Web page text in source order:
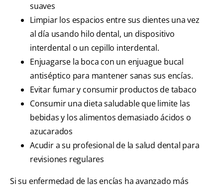
suaves
Limpiar los espacios entre sus dientes una vez
al día usando hilo dental, un dispositivo
interdental o un cepillo interdental.
Enjuagarse la boca con un enjuague bucal
antiséptico para mantener sanas sus encías.
Evitar fumar y consumir productos de tabaco
Consumir una dieta saludable que limite las
bebidas y los alimentos demasiado ácidos o
azucarados
Acudir a su profesional de la salud dental para
revisiones regulares
Si su enfermedad de las encías ha avanzado más